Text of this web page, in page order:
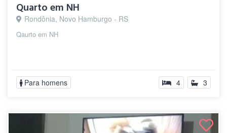
Quarto em NH
Rondônia, Novo Hamburgo - RS
Qaurto em NH
Para homens 4 3